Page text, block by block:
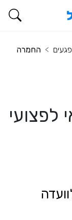
החמרה
לפצועי